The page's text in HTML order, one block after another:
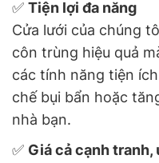
✅ Tiện lợi đa năng
Cửa lưới của chúng
côn trùng hiệu quả
các tính năng tiện
chế bụi bẩn hoặc
nhà bạn.
✅ Giá cả cạnh tranh,